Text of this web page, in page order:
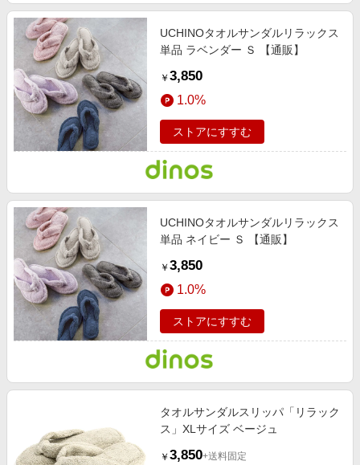
UCHINOタオルサンダルリラックス
単品 ラベンダー Ｓ 【通販】
￥ 3,850
1.0%
ストアにすすむ
UCHINOタオルサンダルリラックス
単品 ネイビー Ｓ 【通販】
￥ 3,850
1.0%
ストアにすすむ
タオルサンダルスリッパ「リラック
ス」XLサイズ ベージュ
￥ 3,850+送料固定